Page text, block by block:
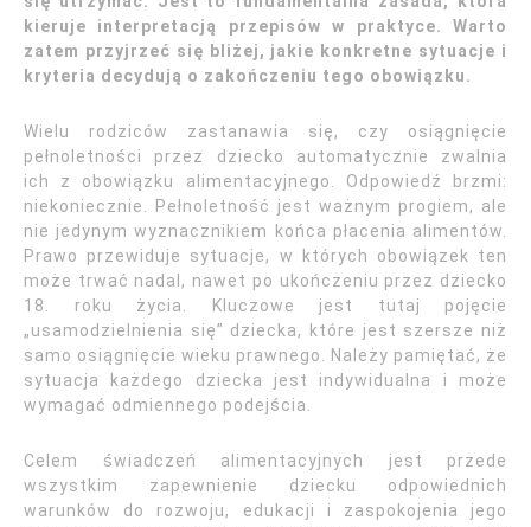
kieruje interpretacją przepisów w praktyce. Warto
zatem przyjrzeć się bliżej, jakie konkretne sytuacje i
kryteria decydują o zakończeniu tego obowiązku.
Wielu rodziców zastanawia się, czy osiągnięcie
pełnoletności przez dziecko automatycznie zwalnia
ich z obowiązku alimentacyjnego. Odpowiedź brzmi:
niekoniecznie. Pełnoletność jest ważnym progiem, ale
nie jedynym wyznacznikiem końca płacenia alimentów.
Prawo przewiduje sytuacje, w których obowiązek ten
może trwać nadal, nawet po ukończeniu przez dziecko
18. roku życia. Kluczowe jest tutaj pojęcie
„usamodzielnienia się” dziecka, które jest szersze niż
samo osiągnięcie wieku prawnego. Należy pamiętać, że
sytuacja każdego dziecka jest indywidualna i może
wymagać odmiennego podejścia.
Celem świadczeń alimentacyjnych jest przede
wszystkim zapewnienie dziecku odpowiednich
warunków do rozwoju, edukacji i zaspokojenia jego